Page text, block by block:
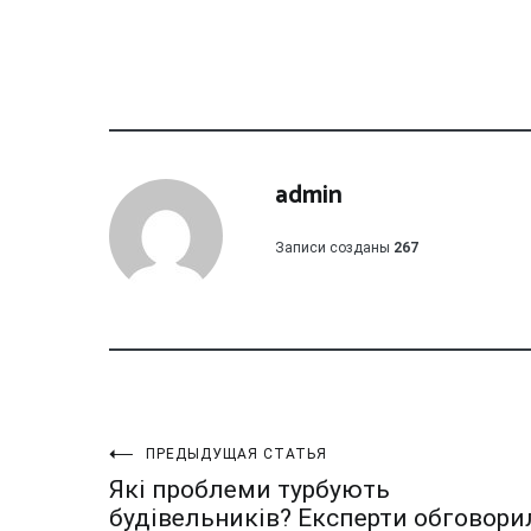
admin
Записи созданы 267
Навигация
ПРЕДЫДУЩАЯ СТАТЬЯ
Які проблеми турбують
будівельників? Експерти